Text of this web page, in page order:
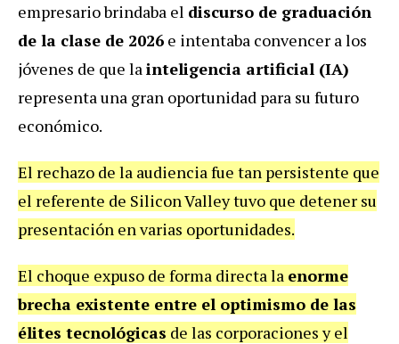
empresario brindaba el discurso de graduación
de la clase de 2026 e intentaba convencer a los
jóvenes de que lainteligencia artificial (IA)
representa una gran oportunidad para su futuro
económico.
El rechazo de la audiencia fue tan persistente que
el referente de Silicon Valley tuvo que detener su
presentación en varias oportunidades.
El choque expuso de forma directa la enorme
brecha existente entre el optimismo de las
élites tecnológicas de las corporaciones y el